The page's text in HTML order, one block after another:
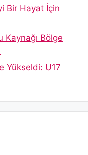
Bir Hayat İçin
Kaynağı Bölge
Yükseldi: U17